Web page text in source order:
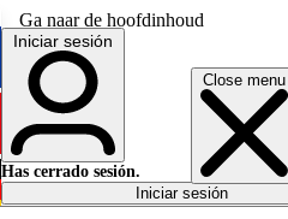
Ga naar de hoofdinhoud
Close menu
English
Français
Iniciar sesión
Has cerrado sesión.
Iniciar sesión